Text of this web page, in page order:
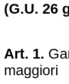
(G.U. 26
Art. 1.
maggiori